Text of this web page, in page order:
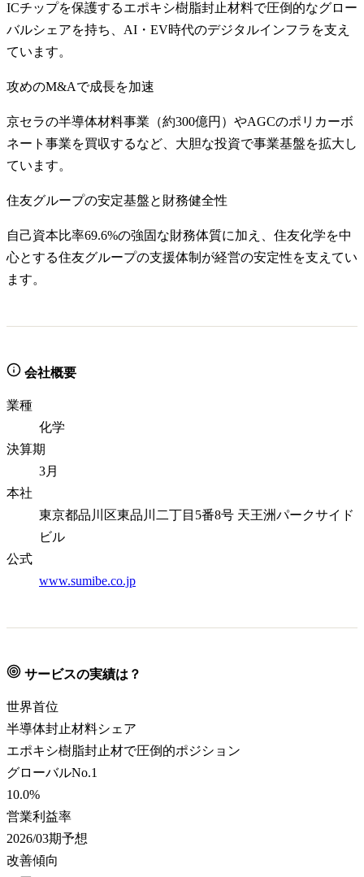
ICチップを保護するエポキシ樹脂封止材料で圧倒的なグロー
バルシェアを持ち、AI・EV時代のデジタルインフラを支え
ています。
攻めのM&Aで成長を加速
京セラの半導体材料事業（約300億円）やAGCのポリカーボ
ネート事業を買収するなど、大胆な投資で事業基盤を拡大し
ています。
住友グループの安定基盤と財務健全性
自己資本比率69.6%の強固な財務体質に加え、住友化学を中
心とする住友グループの支援体制が経営の安定性を支えてい
ます。
会社概要
業種
化学
決算期
3月
本社
東京都品川区東品川二丁目5番8号 天王洲パークサイド
ビル
公式
www.sumibe.co.jp
サービスの実績は？
世界首位
半導体封止材料シェア
エポキシ樹脂封止材で圧倒的ポジション
グローバルNo.1
10.0%
営業利益率
2026/03期予想
改善傾向